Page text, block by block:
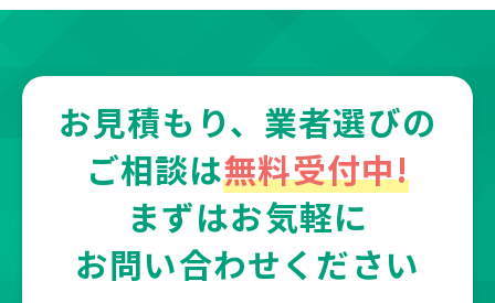
お見積もり、業者選びの
ご相談は無料受付中!
まずはお気軽に
お問い合わせください